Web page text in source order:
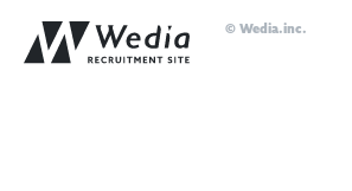
© Wedia.inc.